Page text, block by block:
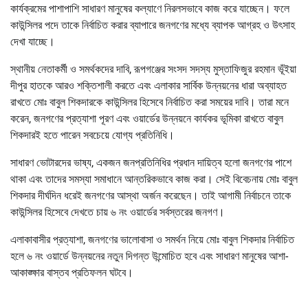
কার্যক্রমের পাশাপাশি সাধারণ মানুষের কল্যাণে নিরলসভাবে কাজ করে যাচ্ছেন। ফলে
কাউন্সিলর পদে তাকে নির্বাচিত করার ব্যাপারে জনগণের মধ্যে ব্যাপক আগ্রহ ও উৎসাহ
দেখা যাচ্ছে।
স্থানীয় নেতাকর্মী ও সমর্থকদের দাবি, রূপগঞ্জের সংসদ সদস্য মুস্তাফিজুর রহমান ভূঁইয়া
দীপুর হাতকে আরও শক্তিশালী করতে এবং এলাকার সার্বিক উন্নয়নের ধারা অব্যাহত
রাখতে মোঃ বাবুল শিকদারকে কাউন্সিলর হিসেবে নির্বাচিত করা সময়ের দাবি। তারা মনে
করেন, জনগণের প্রত্যাশা পূরণ এবং ওয়ার্ডের উন্নয়নে কার্যকর ভূমিকা রাখতে বাবুল
শিকদারই হতে পারেন সবচেয়ে যোগ্য প্রতিনিধি।
সাধারণ ভোটারদের ভাষ্য, একজন জনপ্রতিনিধির প্রধান দায়িত্ব হলো জনগণের পাশে
থাকা এবং তাদের সমস্যা সমাধানে আন্তরিকভাবে কাজ করা। সেই বিবেচনায় মোঃ বাবুল
শিকদার দীর্ঘদিন ধরেই জনগণের আস্থা অর্জন করেছেন। তাই আগামী নির্বাচনে তাকে
কাউন্সিলর হিসেবে দেখতে চায় ৬ নং ওয়ার্ডের সর্বস্তরের জনগণ।
এলাকাবাসীর প্রত্যাশা, জনগণের ভালোবাসা ও সমর্থন নিয়ে মোঃ বাবুল শিকদার নির্বাচিত
হলে ৬ নং ওয়ার্ডে উন্নয়নের নতুন দিগন্ত উন্মোচিত হবে এবং সাধারণ মানুষের আশা-
আকাঙ্ক্ষার বাস্তব প্রতিফলন ঘটবে।